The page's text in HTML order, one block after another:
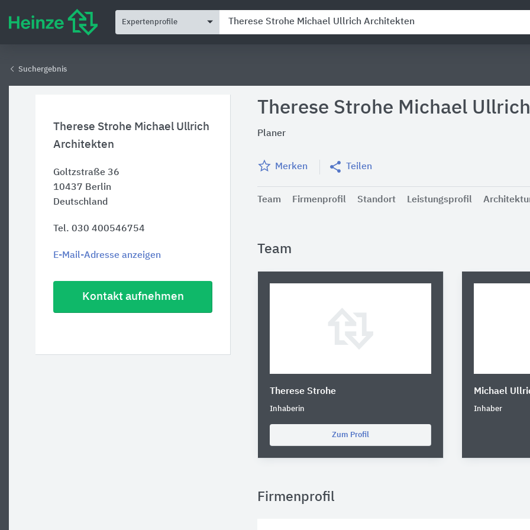
Expertenprofile
Suchergebnis
Therese Strohe Michael Ullrich
Architekten
Goltzstraße 36
10437 Berlin
Deutschland
Tel. 030 400546754
E-Mail-Adresse anzeigen
Kontakt aufnehmen
Therese Strohe Michael
Planer
Merken Teilen
Team Firmenprofil Standort Leistungsprofil
Team
Therese Strohe
Inhaberin
Zum Profil
Michael
Inhaber
Firmenprofil